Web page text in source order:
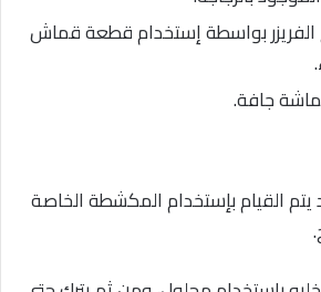
الفريزر بواسطة إستخدام قطعة قماش
جافة.
يتم القيام بإستخدام المكشطة الخاصة